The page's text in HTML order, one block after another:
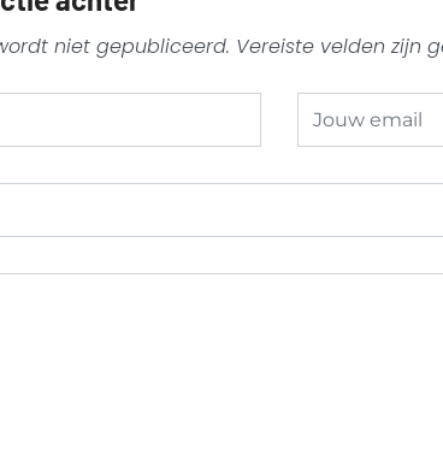
niet gepubliceerd. Vereiste velden zijn